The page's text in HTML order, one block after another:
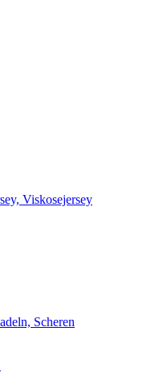
Viskosejersey
Scheren